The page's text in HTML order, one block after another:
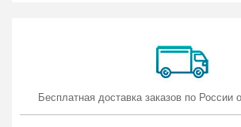
Бесплатная доставка заказов по России